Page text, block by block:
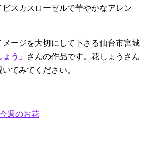
スカスローゼルで華やかなアレン
ージを大切にして下さる仙台市宮城
ょう」 さんの作品です。花しょうさん
てみてください。
週のお花